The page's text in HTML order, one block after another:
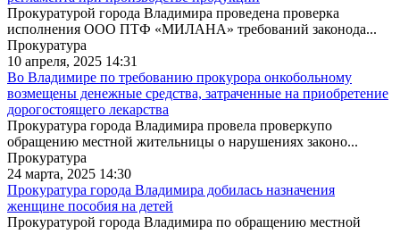
Прокуратурой города Владимира проведена проверка
исполнения ООО ПТФ «МИЛАНА» требований законода...
Прокуратура
10 апреля, 2025 14:31
Во Владимире по требованию прокурора онкобольному
возмещены денежные средства, затраченные на приобретение
дорогостоящего лекарства
Прокуратура города Владимира провела проверкупо
обращению местной жительницы о нарушениях законо...
Прокуратура
24 марта, 2025 14:30
Прокуратура города Владимира добилась назначения
женщине пособия на детей
Прокуратурой города Владимира по обращению местной